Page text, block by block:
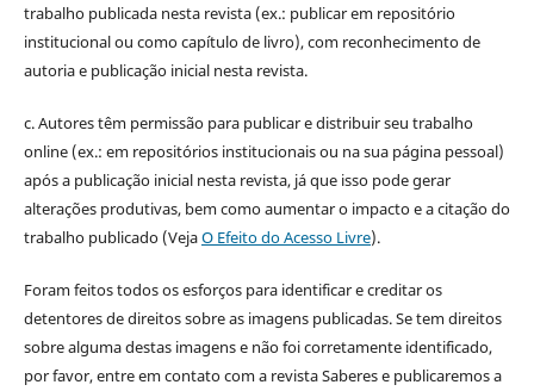
trabalho publicada nesta revista (ex.: publicar em repositório
institucional ou como capítulo de livro), com reconhecimento de
autoria e publicação inicial nesta revista.
c. Autores têm permissão para publicar e distribuir seu trabalho
online (ex.: em repositórios institucionais ou na sua página pessoal)
após a publicação inicial nesta revista, já que isso pode gerar
alterações produtivas, bem como aumentar o impacto e a citação do
trabalho publicado (VejaO Efeito do Acesso Livre).
Foram feitos todos os esforços para identificar e creditar os
detentores de direitos sobre as imagens publicadas. Se tem direitos
sobre alguma destas imagens e não foi corretamente identificado,
por favor, entre em contato com a revista Saberes e publicaremos a